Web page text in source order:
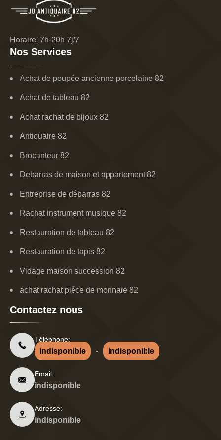
Horaire: 7h-20h 7j/7
Nos Services
Achat de poupée ancienne porcelaine 82
Achat de tableau 82
Achat rachat de bijoux 82
Antiquaire 82
Brocanteur 82
Debarras de maison et appartement 82
Entreprise de débarras 82
Rachat instrument musique 82
Restauration de tableau 82
Restauration de tapis 82
Vidage maison succession 82
achat rachat pièce de monnaie 82
Contactez nous
Téléphone:
indisponible - indisponible
Email:
indisponible
Adresse:
indisponible